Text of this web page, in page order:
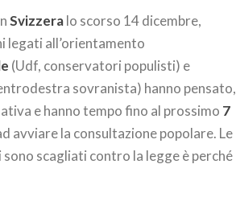
Svizzeralo scorso 14 dicembre,
legati all’orientamento
(Udf, conservatori populisti) e
sovranista) hanno pensato,
e hanno tempo fino al prossimo 7
avviare la consultazione popolare. Le
sono scagliati contro la legge è perché